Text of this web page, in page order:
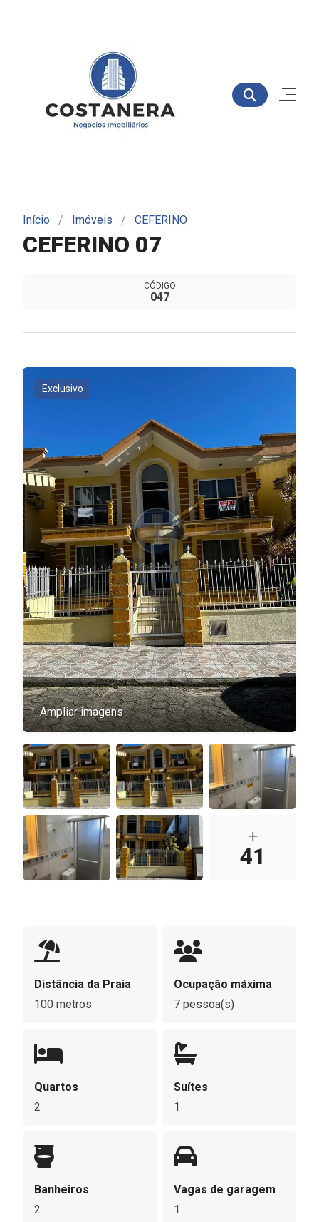
Início Imóveis CEFERINO
CEFERINO 07
CÓDIGO
047
Ampliar imagens
Exclusivo
+
41
Distância da Praia
100 metros
Ocupação máxima
7 pessoa(s)
Quartos
2
Suítes
1
Banheiros
2
Vagas de garagem
1